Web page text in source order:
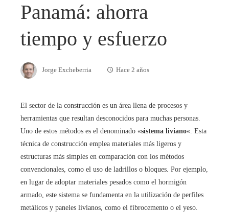
Panamá: ahorra
tiempo y esfuerzo
Jorge Excheberria Hace 2 años
El sector de la construcción es un área llena de procesos y
herramientas que resultan desconocidos para muchas personas.
Uno de estos métodos es el denominado «sistema liviano«. Esta
técnica de construcción emplea materiales más ligeros y
estructuras más simples en comparación con los métodos
convencionales, como el uso de ladrillos o bloques. Por ejemplo,
en lugar de adoptar materiales pesados como el hormigón
armado, este sistema se fundamenta en la utilización de perfiles
metálicos y paneles livianos, como el fibrocemento o el yeso.